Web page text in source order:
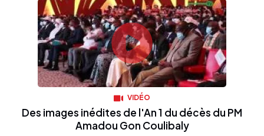
VIDÉO
Des images inédites de l'An 1 du décès du PM
Amadou Gon Coulibaly